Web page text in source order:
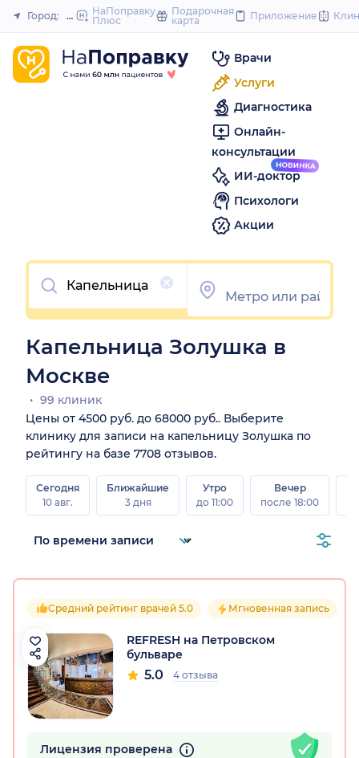
to
Закрыть
Город: МоскваНаПоправку
Плюс
Подарочная
карта
Приложение
Врачи
Услуги
Диагностика
Онлайн-
консультации
ИИ-доктор
Психологи
Акции
Очистить
Капельница Золушка в
Москве
99 клиник
Цены от 4500 руб. до 68000 руб.. Выберите
клинику для записи на капельницу Золушка по
рейтингу на базе 7708 отзывов.
Сегодня
10 авг.
Ближайшие
3 дня
Утро
до 11:00
Вечер
после 18:00
Средний рейтинг врачей 5.0 Мгновенная запись
REFRESH на Петровском
бульваре
5.0 4 отзыва
Лицензия проверена